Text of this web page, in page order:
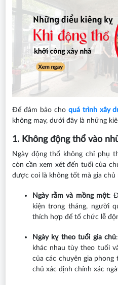
Để đảm bảo cho quá trình xây
không may, dưới đây là những
1. Không động thổ vào
Ngày động thổ không chỉ phụ
còn cần xem xét đến tuổi của
được coi là không tốt mà gia chủ
Ngày rằm và mồng một:
kiện trong tháng, người
thích hợp để tổ chức lễ
Ngày kỵ theo tuổi gia chủ
khác nhau tùy theo tuổi
của các chuyên gia phong
chủ xác định chính xác